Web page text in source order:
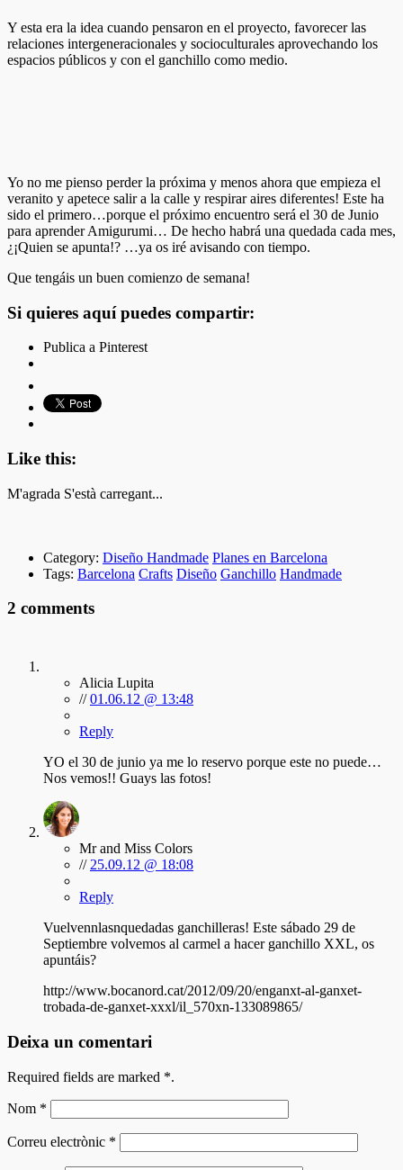
Y esta era la idea cuando pensaron en el proyecto, favorecer las
relaciones intergeneracionales y socioculturales aprovechando los
espacios públicos y con el ganchillo como medio.
Yo no me pienso perder la próxima y menos ahora que empieza el
veranito y apetece salir a la calle y respirar aires diferentes! Este ha
sido el primero…porque el próximo encuentro será el 30 de Junio
para aprender Amigurumi… De hecho habrá una quedada cada mes,
¿¡Quien se apunta!? …ya os iré avisando con tiempo.
Que tengáis un buen comienzo de semana!
Si quieres aquí puedes compartir:
Publica a Pinterest
Like this:
M'agrada S'està carregant...
Category: Diseño Handmade Planes en Barcelona
Tags: Barcelona Crafts Diseño Ganchillo Handmade
2 comments
Alicia Lupita
//01.06.12 @ 13:48
Reply
YO el 30 de junio ya me lo reservo porque este no puede…
Nos vemos!! Guays las fotos!
Mr and Miss Colors
// 25.09.12 @ 18:08
Reply
Vuelvennlasnquedadas ganchilleras! Este sábado 29 de
Septiembre volvemos al carmel a hacer ganchillo XXL, os
apuntáis?
http://www.bocanord.cat/2012/09/20/enganxt-al-ganxet-
trobada-de-ganxet-xxxl/il_570xn-133089865/
Deixa un comentari
Required fields are marked *.
Nom *
Correu electrònic *